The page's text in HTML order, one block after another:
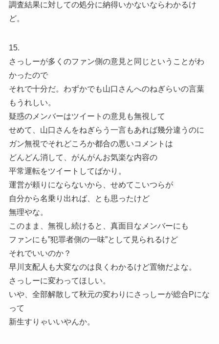
調査結果に対しての処分に納得いかないならわかるけ
ど。
15.
さっしーが多くのファン側の意見と同じということがわ
かったので
それで十分だ。わずかでも山口さんへのねぎらいの言葉
もうれしい。
疑惑のメンバーはツイートの意見も無視して
せめて、山口さんをねぎらう一言もあれば幾分違うのに
ガン無視でそれどころか都合の悪いコメントは
どんどん消して、がんがんお気楽な内容の
平常運転をツイートしてばかり。
運営が頼りにならないから、せめてこいつらが
自分から名乗り出れば、とも思ったけど
無理やな。
このまま、無視し続けると、真面目なメンバーにも
ファンにも”犯罪者側の一味”として見られるけど
それでいいのか？
早川支配人も大変なのは良くわかるけど置物だよな。
さっしーに変わってほしい。
いや、全部解散して秋元の変わりにさっしーが総合Pにな
って
新生すりゃいいやんか。